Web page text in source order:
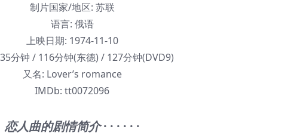
制片国家/地区: 苏联
语言: 俄语
上映日期: 1974-11-10
分钟 / 116分钟(东德) / 127分钟(DVD9)
又名: Lover’s romance
IMDb: tt0072096
恋人曲的剧情简介· · · · · ·